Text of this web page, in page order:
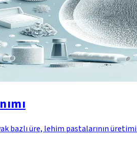
bazlı üre, lehim pastalarının